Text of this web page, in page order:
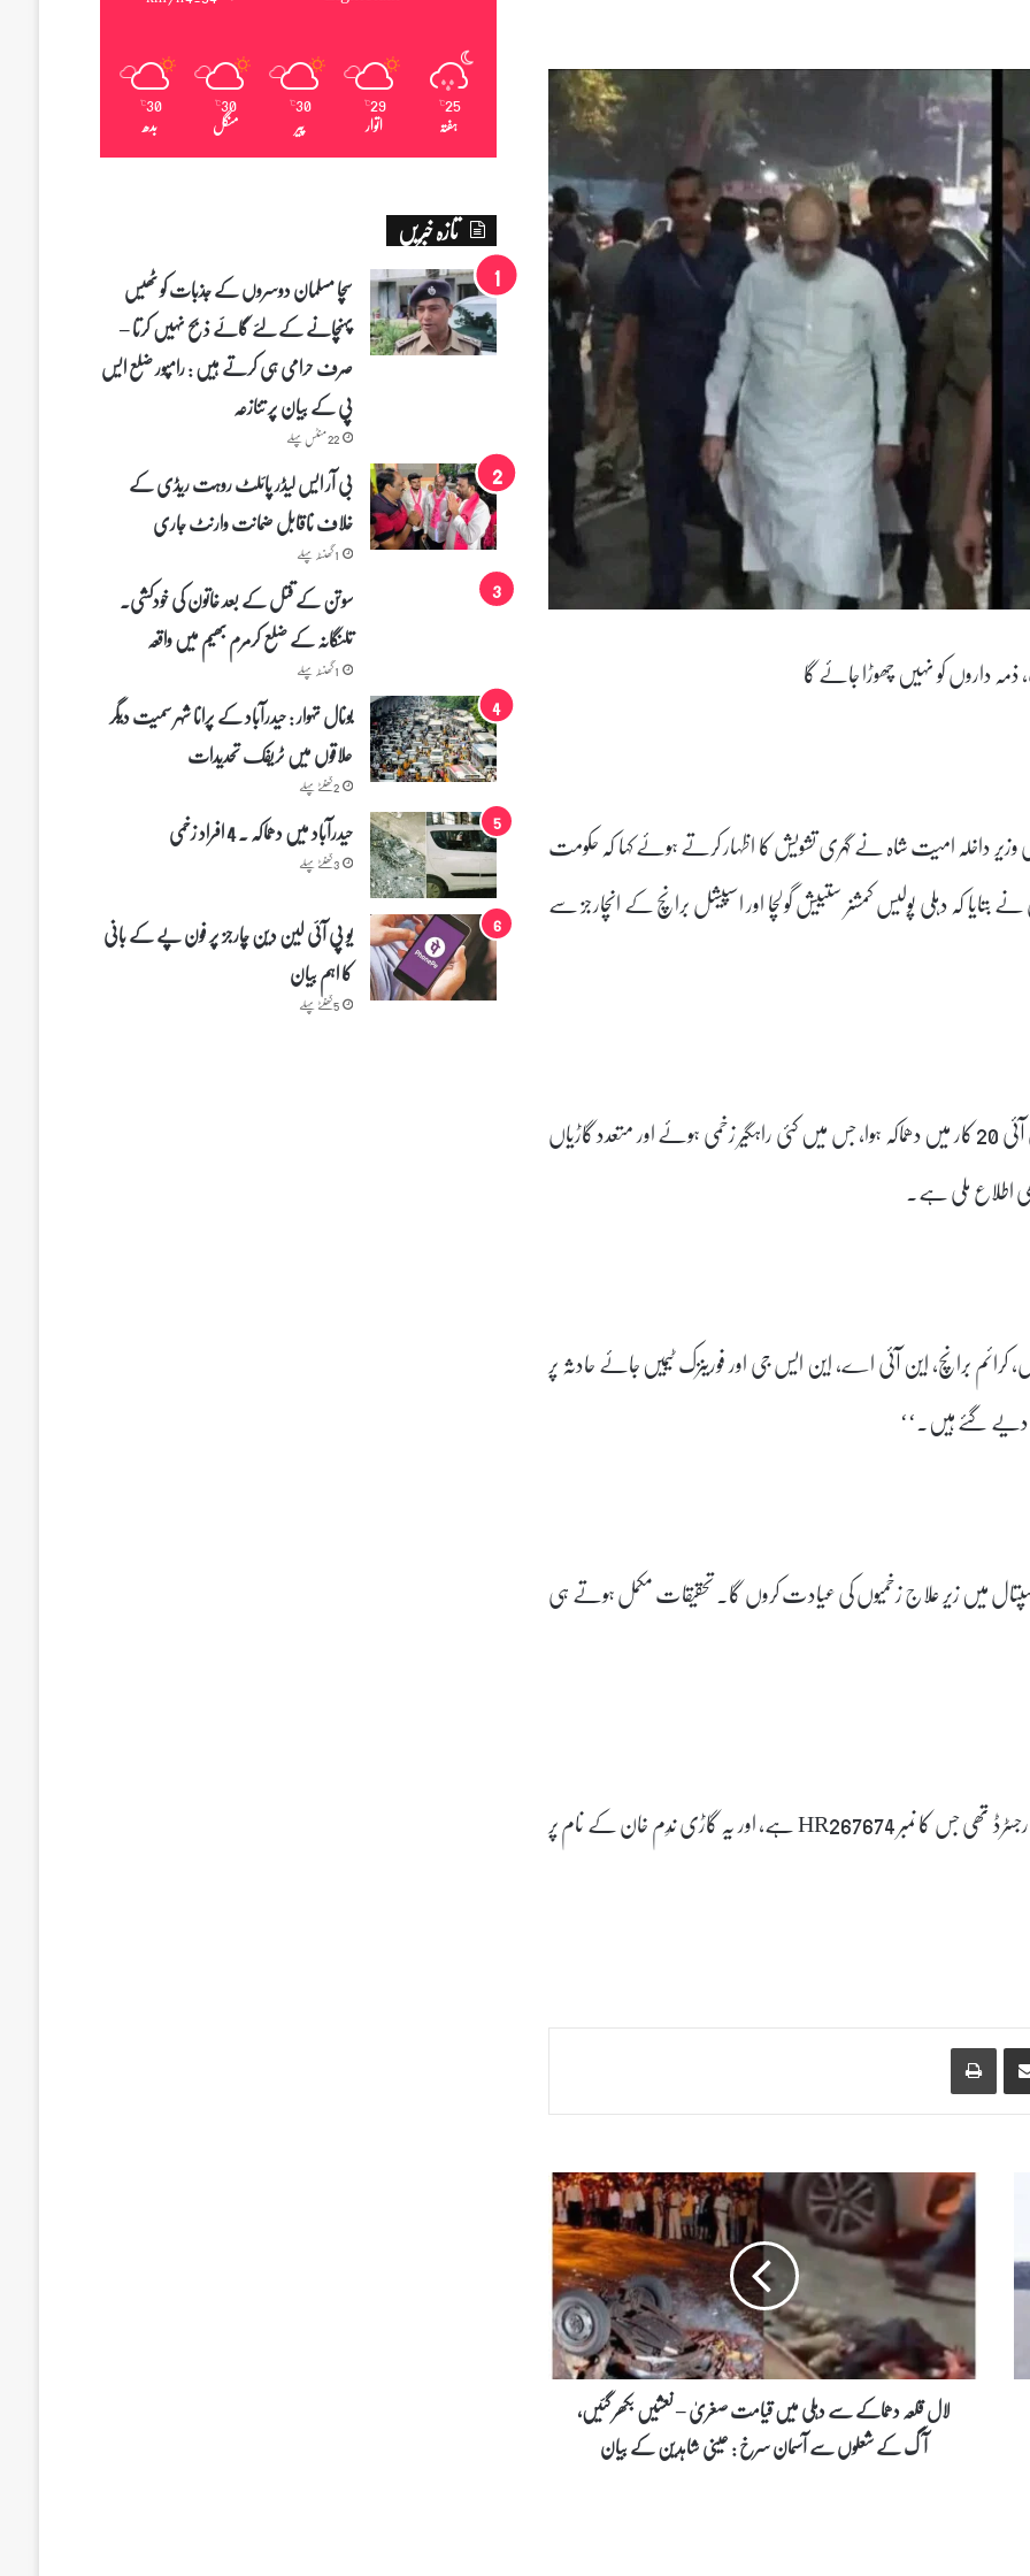
داروں کو نہیں چھوڑا جائے گا
داخلہ امیت شاہ نے گہری تشویش کا اظہار کرتے ہوئے کہا کہ حکومت
کہ دہلی پولیس کمشنر ستییش گولچا اور اسپیشل برانچ کے انچارجز سے
امیت شاہ نے ایکس پر کہا کہ شام تقریباً سات بجے ایک ہنڈائی آئی 20 کار میں دھماکہ ہوا، جس میں کئی راہگیر زخمی ہوئے اور متعدد گاڑیاں
اطلاع ملی ہے۔
برانچ، این آئی اے، این ایس جی اور فورینزک ٹیمیں جائے حادثہ پر
دیے گئے ہیں۔‘‘
اسپتال میں زیر علاج زخمیوں کی عیادت کروں گا۔ تحقیقات مکمل ہوتے ہی
پولیس ذرائع کے مطابق دھماکے میں استعمال شدہ کار ہریانہ میں رجسٹرڈ تھی جس کا نمبر HR267674 ہے، اور یہ گاڑی نَدِم خان کے نام پر
Share via Email
Print
ل
ل
ل
ع
د
ھ
لال قلعہ دھماکے سے دہلی میں قیامت صغریٰ – نعشیں بکھر گئیں،
آگ کے شعلوں سے آسمان سرخ : عینی شاہدین کے بیان
25
℃
ہفتہ
29
℃
اتوار
30
℃
پیر
30
℃
منگل
30
℃
بدھ
تازہ خبریں
سچا مسلمان دوسروں کے جذبات کو ٹھیس
پہنچانے کے لئے گائے ذبح نہیں کرتا –
صرف حرامی ہی کرتے ہیں : رامپور ضلع ایس
پی کے بیان پر تنازعہ
22 منٹس پہلے
بی آر ایس لیڈر پائلٹ روہت ریڈی کے
خلاف ناقابل ضمانت وارنٹ جاری
1 گھنٹہ پہلے
سوتن کے قتل کے بعد خاتون کی خودکشی۔
تلنگانہ کے ضلع کرمرم بھیم میں واقعہ
1 گھنٹہ پہلے
بونال تہوار : حیدرآباد کے پرانا شہر سمیت دیگر
علاقوں میں ٹریفک تحدیدات
2 گھنٹے پہلے
حیدرآباد میں دھماکہ ۔ 4 افراد زخمی
3 گھنٹے پہلے
یو پی آئی لین دین چارجز پر فون پے کے بانی
کا اہم بیان
5 گھنٹے پہلے